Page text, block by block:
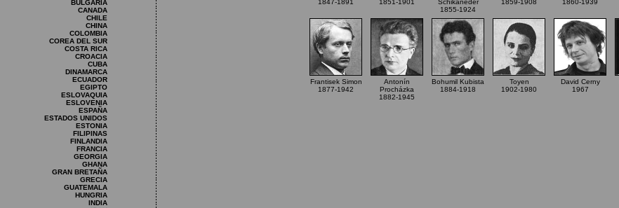
BULGARIA
CANADA
CHILE
CHINA
COLOMBIA
COREA DEL SUR
COSTA RICA
CROACIA
CUBA
DINAMARCA
ECUADOR
EGIPTO
ESLOVAQUIA
ESLOVENIA
ESPAÑA
ESTADOS UNIDOS
ESTONIA
FILIPINAS
FINLANDIA
FRANCIA
GEORGIA
GHANA
GRAN BRETAÑA
GRECIA
GUATEMALA
HUNGRIA
INDIA
1847-1891
1851-1901
Schikaneder
1855-1924
1859-1908
1860-1939
Frantisek Simon
1877-1942
Antonín
Procházka
1882-1945
Bohumil Kubista
1884-1918
Toyen
1902-1980
David Cerny
1967